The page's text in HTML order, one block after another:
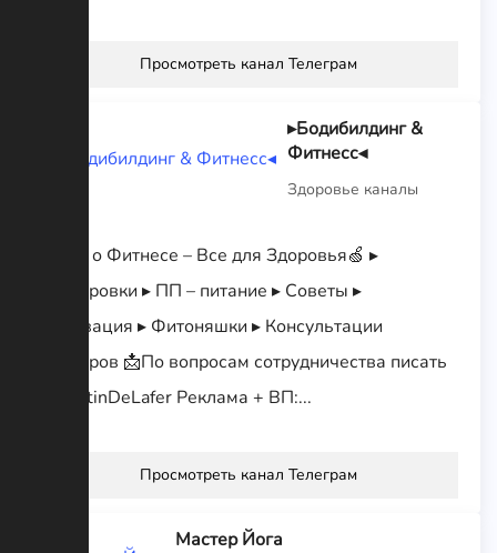
Просмотреть канал Телеграм
▸Бодибилдинг &
Фитнесс◂
Здоровье каналы
🍏Все о Фитнесе – Все для Здоровья🍏 ▸
Тренировки ▸ ПП – питание ▸ Советы ▸
Мотивация ▸ Фитоняшки ▸ Консультации
Тренеров 📩По вопросам сотрудничества писать
@MartinDeLafer Реклама + ВП:...
Просмотреть канал Телеграм
Мастер Йога